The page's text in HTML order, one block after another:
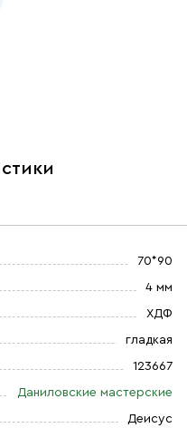
70*90
4 мм
ХДФ
гладкая
123667
Даниловские мастерские
Деисус